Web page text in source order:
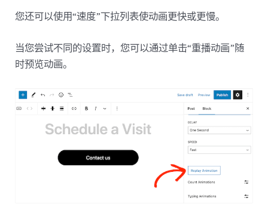
您还可以使用“速度”下拉列表使动画更快或更慢。
当您尝试不同的设置时，您可以通过单击“重播动画”随
时预览动画。